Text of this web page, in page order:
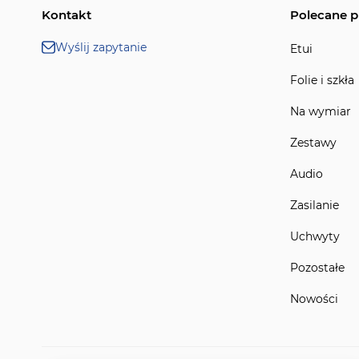
Kontakt
Wyślij zapytanie
Polecane
Etui
Folie i szkła
Na wymiar
Zestawy
Audio
Zasilanie
Uchwyty
Pozostałe
Nowości